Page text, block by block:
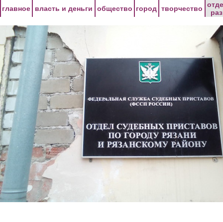
главное власть и деньги общество город творчество